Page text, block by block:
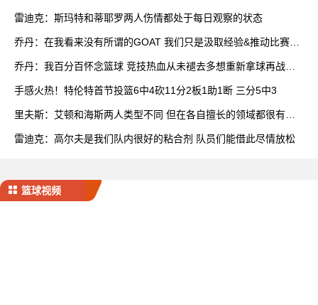
雷迪克：斯玛特和蒂耶罗两人伤情都处于每日观察的状态
乔丹：在我看来没有所谓的GOAT 我们只是汲取经验&推动比赛发
乔丹：我百分百怀念篮球 竞技热血从未褪去多想重新拿球再战一
手感火热！特伦特首节投篮6中4砍11分2板1助1断 三分5中3
里夫斯：艾顿和海斯两人类型不同 但在各自擅长的领域都很有效
雷迪克：高尔夫是我们队内很好的粘合剂 队员们能借此尽情放松
篮球视频